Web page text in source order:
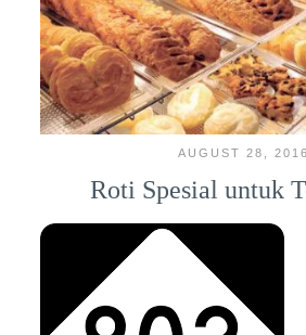
AUGUST 28, 2016
Roti Spesial untuk